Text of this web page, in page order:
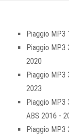
Piaggio MP3
Piaggio MP3
2020
Piaggio MP3
2023
Piaggio MP3
ABS 2016 -
Piaggio MP3